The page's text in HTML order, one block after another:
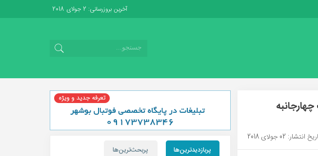
آخرین بروزرسانی: 2 جولای 2018
انتشار: 02 جولای 2018
پربازدیدترین‌ها پربحث‌ترین‌ها